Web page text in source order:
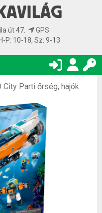
út 47.
GPS
H-P: 10-18, Sz: 9-13
City Parti őrség, hajók